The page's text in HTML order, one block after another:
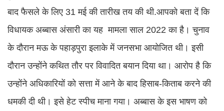
बाद फैसले के लिए 31 मई की तारीख तय की थी.आपको बता दें कि
विधायक अब्बास अंसारी का यह मामला साल 2022 का है। चुनाव
के दौरान मऊ के पहाड़पुरा इलाके में जनसभा आयोजित थी। इसी
दौरान उन्होंने कथित तौर पर विवादित बयान दिया था। आरोप है कि
उन्होंने अधिकारियों को सत्ता में आने के बाद हिसाब-किताब करने की
धमकी दी थी। इसे हेट स्पीच माना गया। अब्बास के इस भाषण को